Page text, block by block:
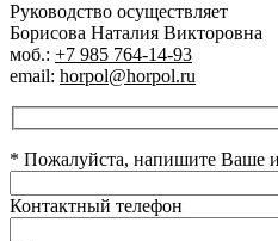
Руководство осуществляет
Борисова Наталия Викторовна
моб.: +7 985 764-14-93
email: horpol@horpol.ru
* Пожалуйста, напишите Ваше
Контактный телефон